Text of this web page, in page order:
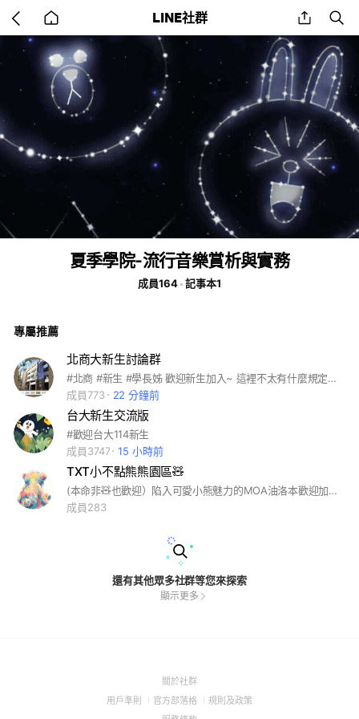
back
to
home
LINE社群 share
夏季學院-流行音樂賞析與實務
成員164 記事本1
專屬推薦
北商大新生討論群
#北商 #新生 #學長姊 歡迎新生加入~ 這裡不太有什麼規定，只要不要太超過就好。做宣傳前，請先標註管理員，謝謝您！
成員773
22 分鐘前
台大新生交流版
#歡迎台大114新生
成員3747
15 小時前
TXT小不點熊熊園區🧸
(本命非🧸也歡迎）陷入可愛小熊魅力的MOA油洛本歡迎加入熊熊園區~~🧸❤️ (不歡迎黑粉！）#崔杋圭 #TOMORROWXTOGETHER #최범규 #최수빈 #최연준 #강태현 #휴닝카이 #崔秀彬 #崔然竣 #姜太顯 #休寧凱 #MOA #TXT
成員283
還有其他眾多社群等您來探索
顯示更多
關於社群(Open
用戶準則
(Open
官方部落格
(Open
規則及政策(Open